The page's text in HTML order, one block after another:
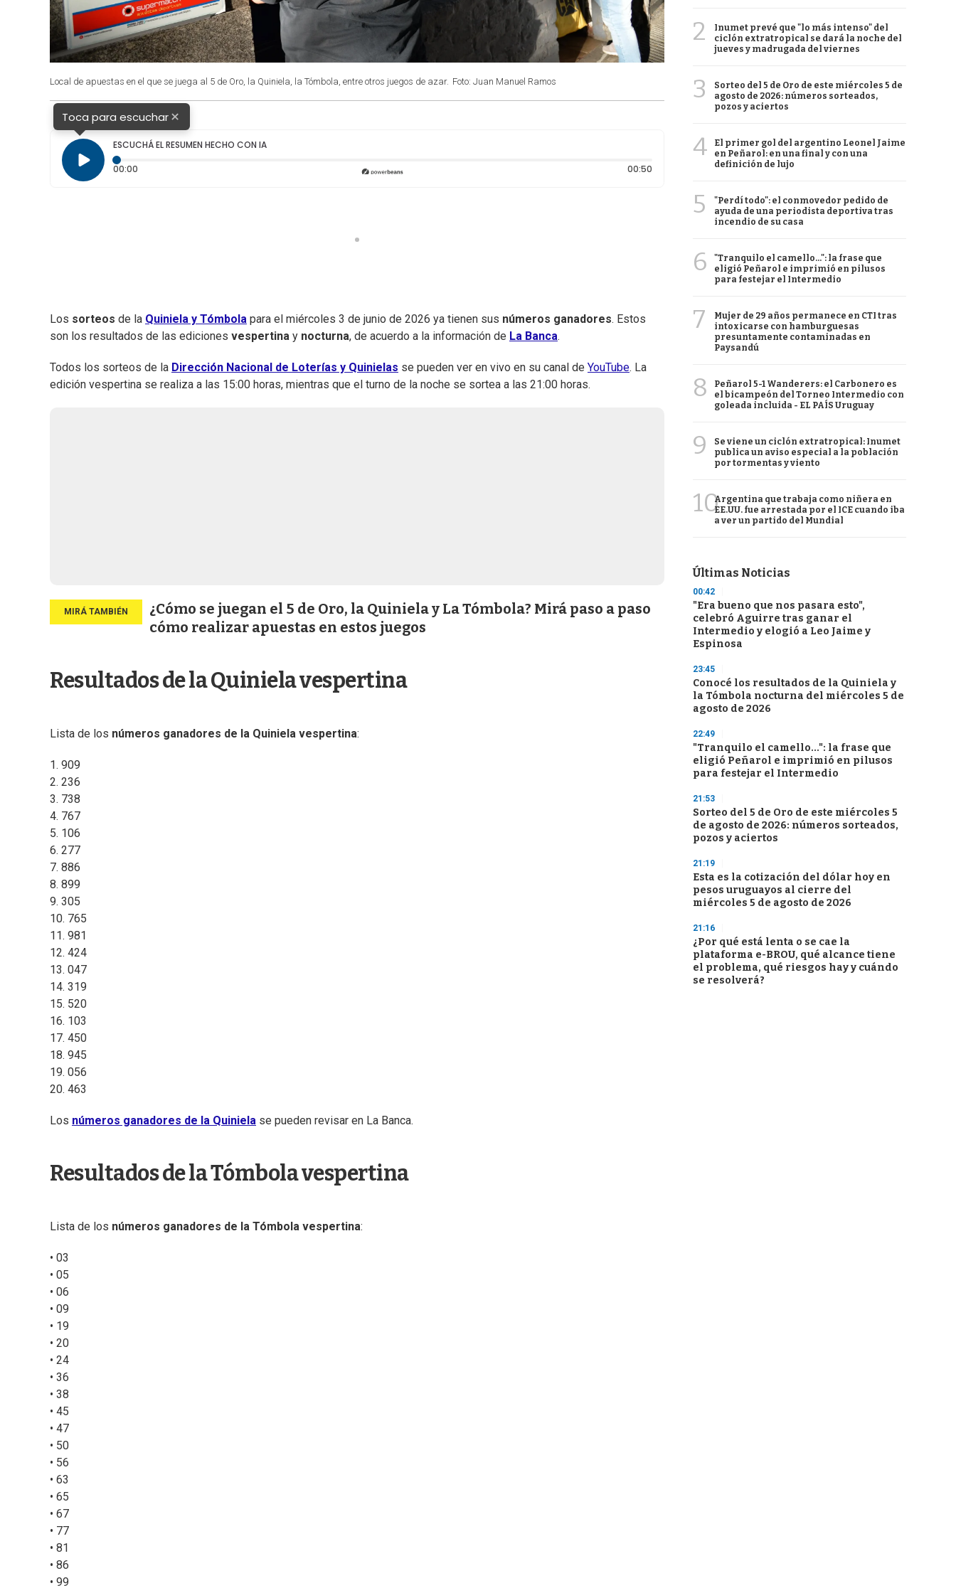
Local de apuestas en el que se juega al 5 de Oro, la Quiniela, la Tómbola, entre otros juegos de azar. Foto: Juan Manuel Ramos
Toca para escuchar×
ESCUCHÁ EL RESUMEN HECHO CON IA
00:00
00:50Duración: 50 segundos
Los sorteos de la Quiniela y Tómbola para el miércoles 3 de junio de 2026 ya tienen sus números ganadores. Estos
son los resultados de las ediciones vespertina y nocturna, de acuerdo a la información de La Banca.
Todos los sorteos de la Dirección Nacional de Loterías y Quinielas se pueden ver en vivo en su canal de YouTube. La
edición vespertina se realiza a las 15:00 horas, mientras que el turno de la noche se sortea a las 21:00 horas.
¿Cómo se juegan el 5 de Oro, la Quiniela y La Tómbola? Mirá paso a paso
cómo realizar apuestas en estos juegos
Resultados de la Quiniela vespertina
Lista de los números ganadores de la Quiniela vespertina:
1. 909
2. 236
3. 738
4. 767
5. 106
6. 277
7. 886
8. 899
9. 305
10. 765
11. 981
12. 424
13. 047
14. 319
15. 520
16. 103
17. 450
18. 945
19. 056
20. 463
Los números ganadores de la Quiniela se pueden revisar en La Banca.
Resultados de la Tómbola vespertina
Lista de los números ganadores de la Tómbola vespertina:
• 03
• 05
• 06
• 09
• 19
• 20
• 24
• 36
• 38
• 45
• 47
• 50
• 56
• 63
• 65
• 67
• 77
• 81
• 86
• 99
2
Inumet prevé que "lo más intenso" del
ciclón extratropical se dará la noche del
jueves y madrugada del viernes
3
Sorteo del 5 de Oro de este miércoles 5 de
agosto de 2026: números sorteados,
pozos y aciertos
4
El primer gol del argentino Leonel Jaime
en Peñarol: en una final y con una
definición de lujo
5
"Perdí todo": el conmovedor pedido de
ayuda de una periodista deportiva tras
incendio de su casa
6
"Tranquilo el camello...": la frase que
eligió Peñarol e imprimió en pilusos
para festejar el Intermedio
7
Mujer de 29 años permanece en CTI tras
intoxicarse con hamburguesas
presuntamente contaminadas en
Paysandú
8
Peñarol 5-1 Wanderers: el Carbonero es
el bicampeón del Torneo Intermedio con
goleada incluida - EL PAÍS Uruguay
9
Se viene un ciclón extratropical: Inumet
publica un aviso especial a la población
por tormentas y viento
10Argentina que trabaja como niñera en
EE.UU. fue arrestada por el ICE cuando iba
a ver un partido del Mundial
Últimas Noticias
00:42
"Era bueno que nos pasara esto",
celebró Aguirre tras ganar el
Intermedio y elogió a Leo Jaime y
Espinosa
23:45
Conocé los resultados de la Quiniela y
la Tómbola nocturna del miércoles 5 de
agosto de 2026
22:49
"Tranquilo el camello...": la frase que
eligió Peñarol e imprimió en pilusos
para festejar el Intermedio
21:53
Sorteo del 5 de Oro de este miércoles 5
de agosto de 2026: números sorteados,
pozos y aciertos
21:19
Esta es la cotización del dólar hoy en
pesos uruguayos al cierre del
miércoles 5 de agosto de 2026
21:16
¿Por qué está lenta o se cae la
plataforma e-BROU, qué alcance tiene
el problema, qué riesgos hay y cuándo
se resolverá?